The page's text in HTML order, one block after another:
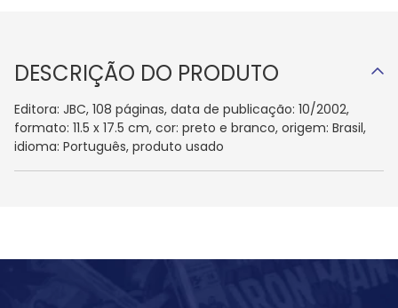
DESCRIÇÃO DO PRODUTO
Editora: JBC, 108 páginas, data de publicação: 10/2002,
formato: 11.5 x 17.5 cm, cor: preto e branco, origem: Brasil,
idioma: Português, produto usado